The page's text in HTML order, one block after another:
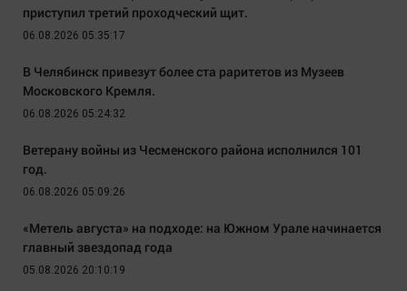
приступил третий проходческий щит.
06.08.2026 05:35:17
В Челябинск привезут более ста раритетов из Музеев
Московского Кремля.
06.08.2026 05:24:32
Ветерану войны из Чесменского района исполнился 101
год.
06.08.2026 05:09:26
«Метель августа» на подходе: на Южном Урале начинается
главный звездопад года
05.08.2026 20:10:19